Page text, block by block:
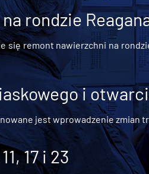
rondzie
się remont nawierzchni na
i
jest wprowadzenie zmian
17 i 23